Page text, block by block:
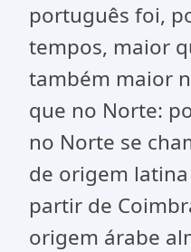
português foi,
tempos, maior
também maior
que no Norte:
no Norte se
de origem
partir de
origem árabe